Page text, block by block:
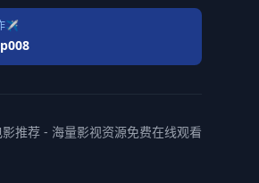
✈️
推荐 - 海量影视资源免费在线观看